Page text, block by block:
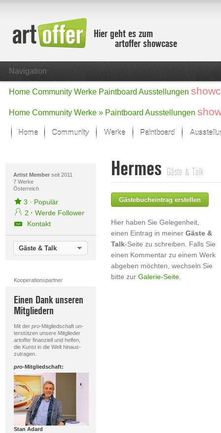
Hier geht es zum
artoffer showcase
Navigation
Home Community Werke Paintboard Ausstellungen
Home Community Werke » Paintboard Ausstellungen
Home Community Werke
Der letzte Monat im Fokus
Alle Fokus-Werke
Standard-Ansicht
Fokus-Werke
Alle neuen Werke
Paintboard
Artist Memberseit 2011
7 Werke
Österreich
3 · Populär
2 · Werde Follower
Kontakt
Gäste & Talk
Kooperationspartner
Einen Dank unseren
Mitgliedern
Mit der pro-Mitgliedschaft un-
terstützen unsere Mitglieder
artofferfinanziell und helfen,
die Kunst in die Welt hinaus-
zutragen.
pro-Mitgliedschaft:
Stan Adard
Hermes Gäste & Talk
Gästebucheintrag erstellen
Hier haben Sie Gelegenheit,
einen Eintrag in meiner Gäste &
Talk-Seite zu schreiben. Falls Sie
einen Kommentar zu einem Werk
abgeben möchten, wechseln Sie
bitte zur Galerie-Seite.